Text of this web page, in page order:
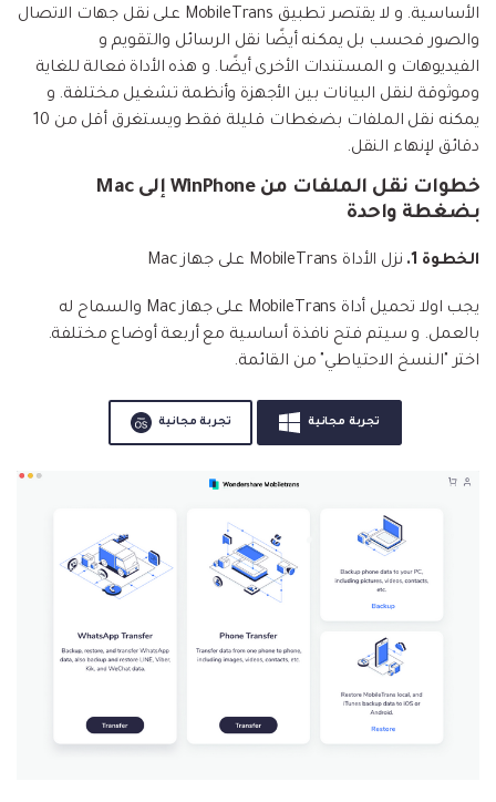
الأساسية. و لا يقتصر تطبيق MobileTrans على نقل جهات الاتصال
والصور فحسب بل يمكنه أيضًا نقل الرسائل والتقويم و
الفيديوهات و المستندات الأخرى أيضًا. و هذه الأداة فعالة للغاية
وموثوقة لنقل البيانات بين الأجهزة وأنظمة تشغيل مختلفة. و
يمكنه نقل الملفات بضغطات قليلة فقط ويستغرق أقل من 10
دقائق لإنهاء النقل.
خطوات نقل الملفات من WinPhone إلى Mac
بضغطة واحدة
الخطوة 1. نزل الأداة MobileTrans على جهاز Mac
يجب اولا تحميل أداة MobileTrans على جهاز Mac والسماح له
بالعمل. و سيتم فتح نافذة أساسية مع أربعة أوضاع مختلفة.
اختر "النسخ الاحتياطي" من القائمة.
تجربة مجانية تجربة مجانية